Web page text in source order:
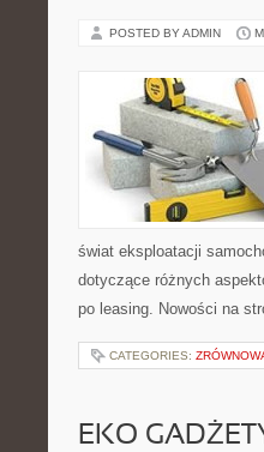
POSTED BY ADMIN
świat eksploatacji
dotyczące różnych
po leasing. Nowości na
CATEGORIES:
EKO